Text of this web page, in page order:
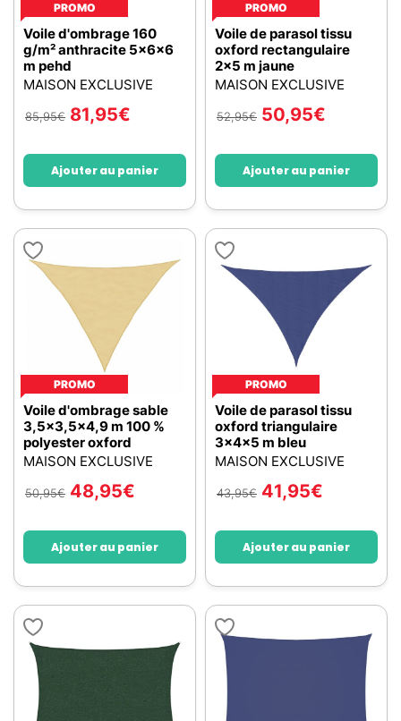
PROMO
Voile d'ombrage 160
g/m² anthracite 5x6x6
m pehd
MAISON EXCLUSIVE
85,95€ 81,95€
Ajouter au panier
PROMO
Voile de parasol tissu
oxford rectangulaire
2x5 m jaune
MAISON EXCLUSIVE
52,95€ 50,95€
Ajouter au panier
PROMO
Voile d'ombrage sable
3,5x3,5x4,9 m 100 %
polyester oxford
MAISON EXCLUSIVE
50,95€ 48,95€
Ajouter au panier
PROMO
Voile de parasol tissu
oxford triangulaire
3x4x5 m bleu
MAISON EXCLUSIVE
43,95€ 41,95€
Ajouter au panier